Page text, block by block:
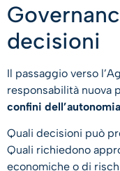
decisioni
Il passaggio verso
responsabilità nuova
confini dell’autonomia
Quali decisioni può
Quali richiedono
economiche o di